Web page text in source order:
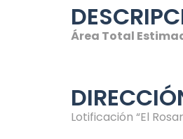
Área Total
Lotificación “El